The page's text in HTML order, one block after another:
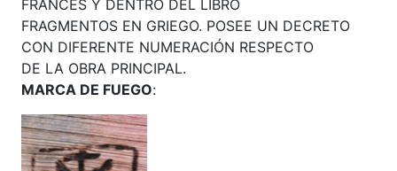
FRANCÉS Y DENTRO DEL LIBRO
FRAGMENTOS EN GRIEGO. POSEE UN DECRETO
CON DIFERENTE NUMERACIÓN RESPECTO
DE LA OBRA PRINCIPAL.
MARCA DE FUEGO: